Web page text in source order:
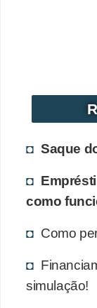
Saque
como
Como
simulação!